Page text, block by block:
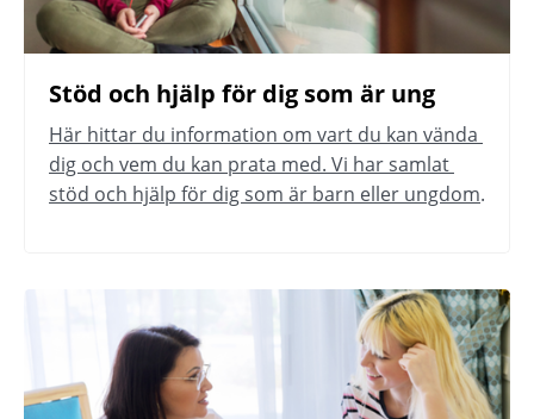
Stöd och hjälp för dig som är ung
Här hittar du information om vart du kan vända
dig och vem du kan prata med. Vi har samlat
stöd och hjälp för dig som är barn eller ungdom.